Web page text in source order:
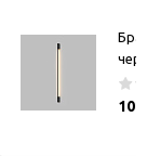
Бра
10